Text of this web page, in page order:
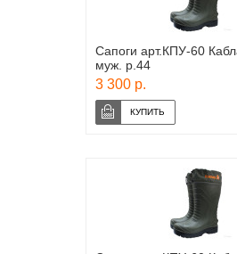
Сапоги арт.КПУ-60
муж. р.44
3 300 р.